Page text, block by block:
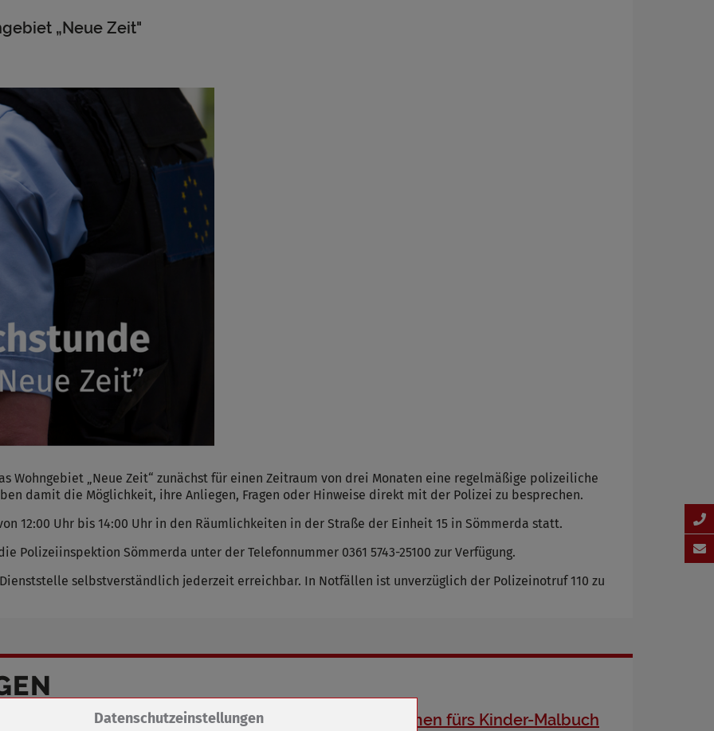
„Neue Zeit"
Wohngebiet „Neue Zeit“ zunächst für einen Zeitraum von drei Monaten eine regelmäßige polizeiliche
damit die Möglichkeit, ihre Anliegen, Fragen oder Hinweise direkt mit der Polizei zu besprechen.
12:00 Uhr bis 14:00 Uhr in den Räumlichkeiten in der Straße der Einheit 15 in Sömmerda statt.
Polizeiinspektion Sömmerda unter der Telefonnummer 0361 5743-25100 zur Verfügung.
selbstverständlich jederzeit erreichbar. In Notfällen ist unverzüglich der Polizeinotruf 110 zu
Rosenmontags-Pfannkuchen für
Abstimmen fürs Kinder-Malbuch
Zum Betrieb der Seite notwendige Cookies / Drittanbieter:
Datenschutzeinstellungen